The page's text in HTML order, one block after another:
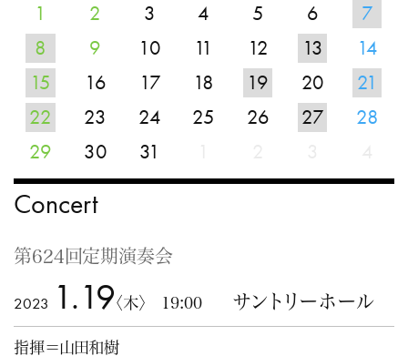
1 2 3 4 5 6
7
8
9 10 11 12 13
14
15
16 17 18 19 20
21
22
23 24 25 26 27
28
29
30 31
Concert
第624回定期演奏会
2023 1.19〈木〉 19:00 サントリーホール
指揮＝山田和樹